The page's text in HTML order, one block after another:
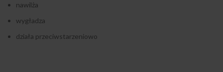
nawilża
wygładza
działa przeciwstarzeniowo